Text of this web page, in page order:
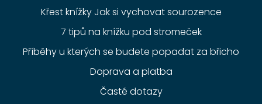
Křest knížky Jak si vychovat sourozence
7 tipů na knížku pod stromeček
Příběhy u kterých se budete popadat za břicho
Doprava a platba
Časté dotazy